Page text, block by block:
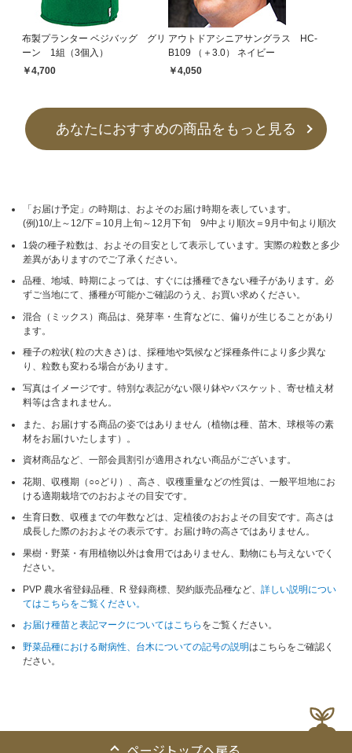
布製プランター ベジバッグ グリ
ーン 1組（3個入）
￥4,700
アウトドアシニアサングラス HC-
B109 （＋3.0） ネイビー
￥4,050
あなたにおすすめの商品をもっと見る
「お届け予定」の時期は、およそのお届け時期を表しています。
(例)10/上～12/下＝10月上旬～12月下旬 9/中より順次＝9月中旬より順次
1袋の種子粒数は、およその目安として表示しています。実際の粒数と多少
差異がありますのでご了承ください。
品種、地域、時期によっては、すぐには播種できない種子があります。必
ずご当地にて、播種が可能かご確認のうえ、お買い求めください。
混合（ミックス）商品は、発芽率・生育などに、偏りが生じることがあり
ます。
種子の粒状( 粒の大きさ) は、採種地や気候など採種条件により多少異な
り、粒数も変わる場合があります。
写真はイメージです。特別な表記がない限り鉢やバスケット、寄せ植え材
料等は含まれません。
また、お届けする商品の姿ではありません（植物は種、苗木、球根等の素
材をお届けいたします）。
資材商品など、一部会員割引が適用されない商品がございます。
花期、収穫期（○○どり）、高さ、収穫重量などの性質は、一般平坦地にお
ける適期栽培でのおおよその目安です。
生育日数、収穫までの年数などは、定植後のおおよその目安です。高さは
成長した際のおおよその表示です。お届け時の高さではありません。
果樹・野菜・有用植物以外は食用ではありません、動物にも与えないでく
ださい。
PVP 農水省登録品種、R 登録商標、契約販売品種など、詳しい説明につい
てはこちらをご覧ください。
お届け種苗と表記マークについてはこちら をご覧ください。
野菜品種における耐病性、台木についての記号の説明はこちらをご確認く
ださい。